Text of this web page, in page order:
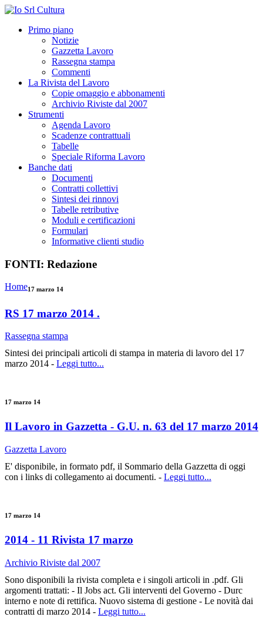
Primo piano
Notizie
Gazzetta Lavoro
Rassegna stampa
Commenti
La Rivista del Lavoro
Copie omaggio e abbonamenti
Archivio Riviste dal 2007
Strumenti
Agenda Lavoro
Scadenze contrattuali
Tabelle
Speciale Riforma Lavoro
Banche dati
Documenti
Contratti collettivi
Sintesi dei rinnovi
Tabelle retributive
Moduli e certificazioni
Formulari
Informative clienti studio
FONTI: Redazione
Home17 marzo 14
RS 17 marzo 2014 .
Rassegna stampa
Sintesi dei principali articoli di stampa in materia di lavoro del 17
marzo 2014 - Leggi tutto...
17 marzo 14
Il Lavoro in Gazzetta - G.U. n. 63 del 17 marzo 2014
Gazzetta Lavoro
E' disponibile, in formato pdf, il Sommario della Gazzetta di oggi
con i links di collegamento ai documenti. - Leggi tutto...
17 marzo 14
2014 - 11 Rivista 17 marzo
Archivio Riviste dal 2007
Sono disponibili la rivista completa e i singoli articoli in .pdf. Gli
argomenti trattati: - Il Jobs act. Gli interventi del Governo - Durc
interno e note di rettifica. Nuovo sistema di gestione - Le novità dai
contratti di marzo 2014 - Leggi tutto...